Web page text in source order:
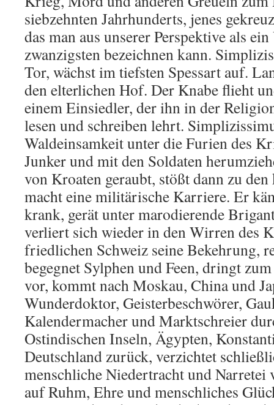
siebzehnten Jahrhunderts, jenes
das man aus unserer Perspektive als
zwanzigsten bezeichnen kann.
Tor, wächst im tiefsten Spessart auf.
den elterlichen Hof. Der Knabe flieht
einem Einsiedler, der ihn in der
lesen und schreiben lehrt.
Waldeinsamkeit unter die Furien des
Junker und mit den Soldaten
von Kroaten geraubt, stößt dann zu
macht eine militärische Karriere. Er
krank, gerät unter marodierende
verliert sich wieder in den Wirren des
friedlichen Schweiz seine Bekehrung,
begegnet Sylphen und Feen, dringt
vor, kommt nach Moskau, China und
Wunderdoktor, Geisterbeschwörer,
Kalendermacher und Marktschreier
Ostindischen Inseln, Ägypten,
Deutschland zurück, verzichtet
menschliche Niedertracht und Narretei
auf Ruhm, Ehre und menschliches